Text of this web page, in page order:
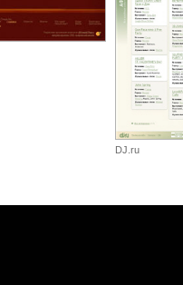
DJ.ru